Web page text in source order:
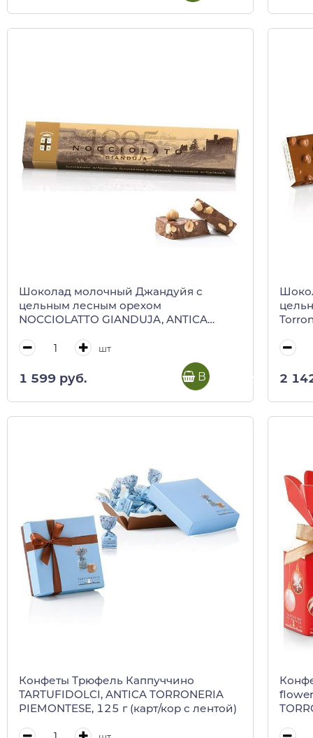
Шоколад молочный Джандуйя с
цельным лесным орехом
NOCCIOLATTO GIANDUJA, ANTICA
кор)
шт
1 599 руб. В корзину 2
Конфеты Трюфель Каппуччино
TARTUFIDOLCI, ANTICA TORRONERIA
PIEMONTESE, 125 г (карт/кор с лентой)
flower